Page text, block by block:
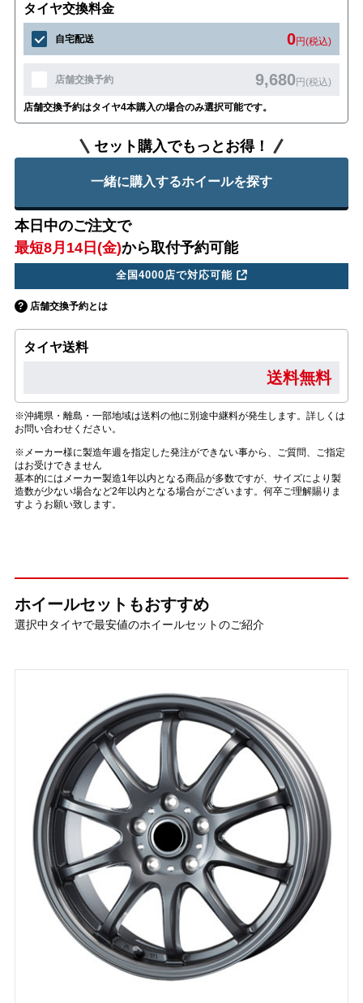
タイヤ交換料金
自宅配送 0円(税込)
店舗交換予約 9,680円(税込)
店舗交換予約はタイヤ4本購入の場合のみ選択可能です。
セット購入でもっとお得！
一緒に購入するホイールを探す
本日中のご注文で
最短8月14日(金)から取付予約可能
全国4000店で対応可能
店舗交換予約とは
タイヤ送料
送料無料
※沖縄県・離島・一部地域は送料の他に別途中継料が発生します。詳しくは
お問い合わせください。
※メーカー様に製造年週を指定した発注ができない事から、ご質問、ご指定
はお受けできません
基本的にはメーカー製造1年以内となる商品が多数ですが、サイズにより製
造数が少ない場合など2年以内となる場合がございます。何卒ご理解賜りま
すようお願い致します。
ホイールセットもおすすめ
選択中タイヤで最安値のホイールセットのご紹介